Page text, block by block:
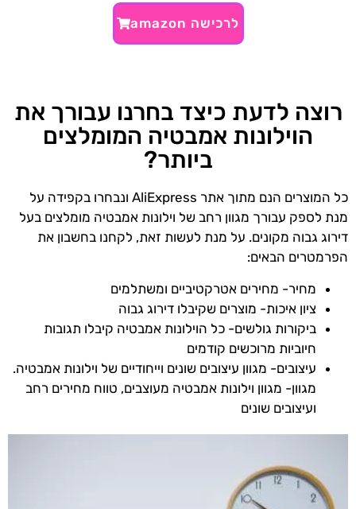
לרכישה amazon
רוצה לדעת כיצד בחרנו עבורך את
הוילונות אמבטיה המומלצים
ביותר?
כל המוצרים הנם מתוך אתר AliExpress ונבחרו בקפידה על
מנת לספק עבורך מגוון רחב של וילונות אמבטיה מומלצים בעל
דירוג גבוה מקונים. על מנת לעשות זאת, לקחנו בחשבון את
הפרמטרים הבאים:
מחיר- מחירים אטרקטיביים ומשתלמים
ציון איכות- מוצרים שקיבלו דירוג גבוה
ביקורות גולשים- כל הוילונות אמבטיה קיבלו תגובות
חיוביות מרוכשים קודמים
עיצובים- מגוון עיצובים שונים וייחודיים של וילונות אמבטיה.
מגוון- מגוון וילונות אמבטיה מעוצבים, טווח מחירים רחב
ועיצובים שונים